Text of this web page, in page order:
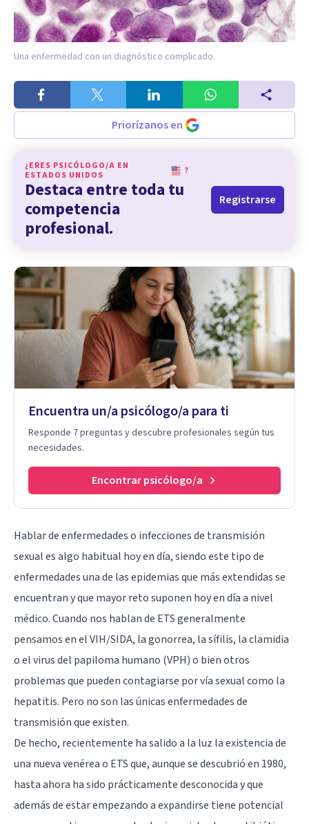
Una enfermedad con un diagnóstico complicado.
Priorízanos en
¿ERES PSICÓLOGO/A EN
ESTADOS UNIDOS
?
Destaca entre toda tu
competencia
profesional.
Registrarse
Encuentra un/a psicólogo/a para ti
Responde 7 preguntas y descubre profesionales según tus
necesidades.
Encontrar psicólogo/a
Hablar de enfermedades o infecciones de transmisión
sexual es algo habitual hoy en día, siendo este tipo de
enfermedades una de las epidemias que más extendidas se
encuentran y que mayor reto suponen hoy en día a nivel
médico. Cuando nos hablan de ETS generalmente
pensamos en el VIH/SIDA, la gonorrea, la sífilis, la clamidia
o el virus del papiloma humano (VPH) o bien otros
problemas que pueden contagiarse por vía sexual como la
hepatitis. Pero no son las únicas enfermedades de
transmisión que existen.
De hecho, recientemente ha salido a la luz la existencia de
una nueva venérea o ETS que, aunque se descubrió en 1980,
hasta ahora ha sido prácticamente desconocida y que
además de estar empezando a expandirse tiene potencial